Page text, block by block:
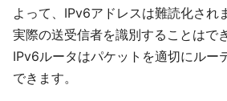
よって、IPv6アドレスは難読化され
実際の送受信者を識別することはで
IPv6ルータはパケットを適切にルー
できます。